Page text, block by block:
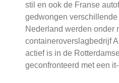
stil en ook de Franse
gedwongen
Nederland werden onder
containeroverslagbedrijf
actief is in de
geconfronteerd met een